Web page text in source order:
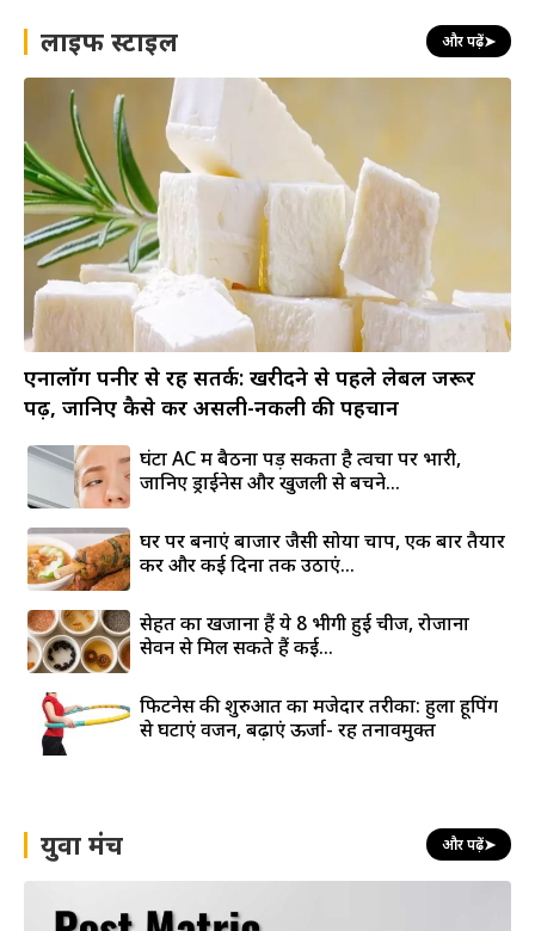
लाइफ स्टाइल और पढ़ें➤
एनालॉग पनीर से रहें सतर्क: खरीदने से पहले लेबल जरूर
पढ़ें, जानिए कैसे करें असली-नकली की पहचान
घंटों AC में बैठना पड़ सकता है त्वचा पर भारी,
जानिए ड्राईनेस और खुजली से बचने...
घर पर बनाएं बाजार जैसी सोया चाप, एक बार तैयार
करें और कई दिनों तक उठाएं...
सेहत का खजाना हैं ये 8 भीगी हुई चीजें, रोजाना
सेवन से मिल सकते हैं कई...
फिटनेस की शुरुआत का मजेदार तरीका: हुला हूपिंग
से घटाएं वजन, बढ़ाएं ऊर्जा- रहें तनावमुक्त
युवा मंच और पढ़ें➤